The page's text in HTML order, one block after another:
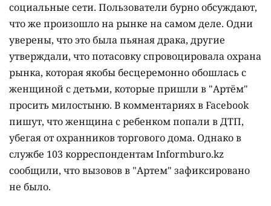
социальные сети. Пользователи бурно обсуждают,
что же произошло на рынке на самом деле. Одни
уверены, что это была пьяная драка, другие
утверждали, что потасовку спровоцировала охрана
рынка, которая якобы бесцеремонно обошлась с
женщиной с детьми, которые пришли в "Артём"
просить милостыню. В комментариях в Facebook
пишут, что женщина с ребенком попали в ДТП,
убегая от охранников торгового дома. Однако в
службе 103 корреспондентам Informburo.kz
сообщили, что вызовов в "Артем" зафиксировано
не было.